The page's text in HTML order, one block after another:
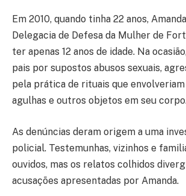
Em 2010, quando tinha 22 anos,
Delegacia de Defesa da Mulher de
ter apenas 12 anos de idade. Na
pais por supostos abusos sexuais,
pela prática de rituais que
agulhas e outros objetos em seu
As denúncias deram origem a uma
policial. Testemunhas, vizinhos e
ouvidos, mas os relatos colhidos
acusações apresentadas por Amanda.